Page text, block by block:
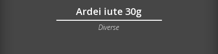
Ardei iute 30g
Diverse